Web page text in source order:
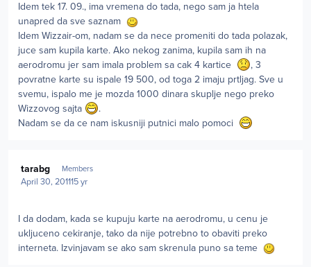
Idem tek 17. 09., ima vremena do tada, nego sam ja htela
unapred da sve saznam
Idem Wizzair-om, nadam se da nece promeniti do tada polazak,
juce sam kupila karte. Ako nekog zanima, kupila sam ih na
aerodromu jer sam imala problem sa cak 4 kartice
, 3
povratne karte su ispale 19 500, od toga 2 imaju prtljag. Sve u
svemu, ispalo me je mozda 1000 dinara skuplje nego preko
Wizzovog sajta
.
Nadam se da ce nam iskusniji putnici malo pomoci
tarabg Members
April 30, 201115 yr
I da dodam, kada se kupuju karte na aerodromu, u cenu je
ukljuceno cekiranje, tako da nije potrebno to obaviti preko
interneta. Izvinjavam se ako sam skrenula puno sa teme